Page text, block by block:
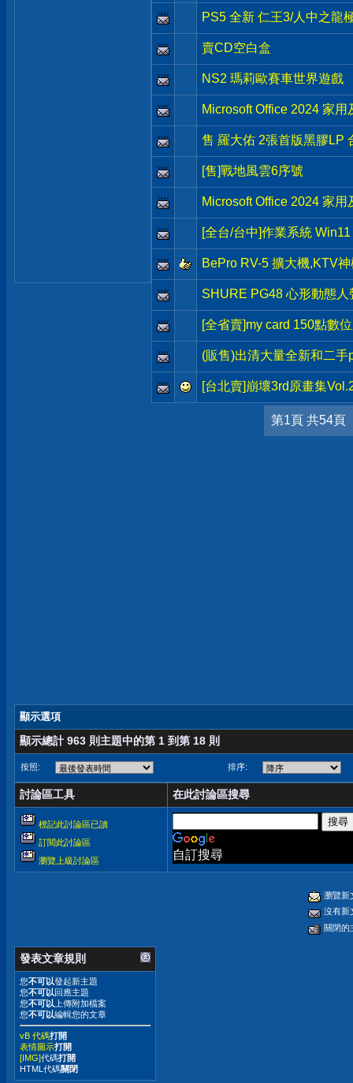
PS5 全新 仁王3/人中之龍
賣CD空白盒
NS2 瑪莉歐賽車世界遊戲
Microsoft Office 2024 家
售 羅大佑 2張首版黑膠LP
[售]戰地風雲6序號
Microsoft Office 2024 家用
[全台/台中]作業系統
BePro RV-5 擴大機,KTV
SHURE PG48 心形動態人
[全省賣]my card 150點數
(販售)出清大量全新和二手
[台北賣]崩壞3rd原畫集
第1頁 共54頁
顯示選項
顯示總計 963 則主題中的第 1 到第 18 則
按照: 排序:
討論區工具 在此討論區搜尋
標記此討論區已讀
訂閱此討論區
瀏覽上級討論區
自訂搜尋
瀏覽新
沒有新
關閉的
發表文章規則
您不可以發起新主題
您不可以回應主題
您不可以 上傳附加檔案
您不可以編輯您的文章
vB 代碼打開
表情圖示打開
[IMG]代碼打開
HTML代碼關閉